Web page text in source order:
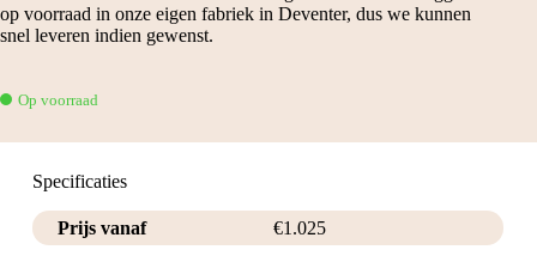
op voorraad in onze eigen fabriek in Deventer, dus we kunnen
snel leveren indien gewenst.
Op voorraad
Specificaties
Prijs vanaf €1.025